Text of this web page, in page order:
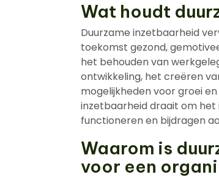
Wat houdt
Duurzame inzetbaarheid
toekomst gezond,
het behouden van
ontwikkeling, het creëren
mogelijkheden voor groei
inzetbaarheid draait om
functioneren en bijdragen
Waarom is
voor een